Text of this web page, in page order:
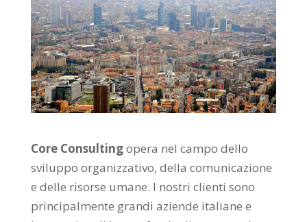
Core Consultingopera nel campo dello
sviluppo organizzativo, della comunicazione
e delle risorse umane. I nostri clienti sono
principalmente grandi aziende italiane e